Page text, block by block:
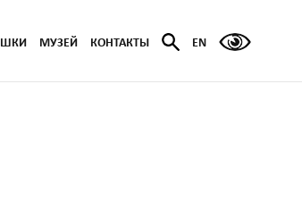
ШКИ МУЗЕЙ КОНТАКТЫ EN